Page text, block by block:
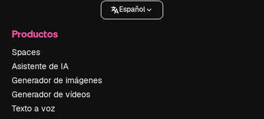
Español
Productos
Spaces
Asistente de IA
Generador de imágenes
Generador de vídeos
Texto a voz